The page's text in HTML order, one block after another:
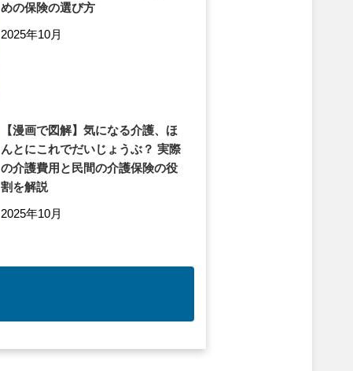
めの保険の選び方
2025年10月
【漫画で図解】気になる介護、ほ
んとにこれでだいじょうぶ？ 実際
の介護費用と民間の介護保険の役
割を解説
2025年10月